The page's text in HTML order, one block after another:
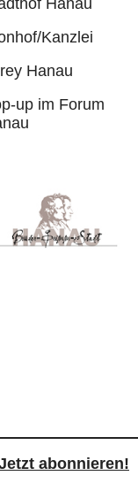
Kanzlei
Hanau
up im Forum
abonnieren!